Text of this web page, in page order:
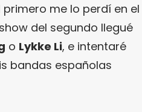
primero me lo perdí en el
del segundo llegué
o Lykke Li, e intentaré
bandas españolas